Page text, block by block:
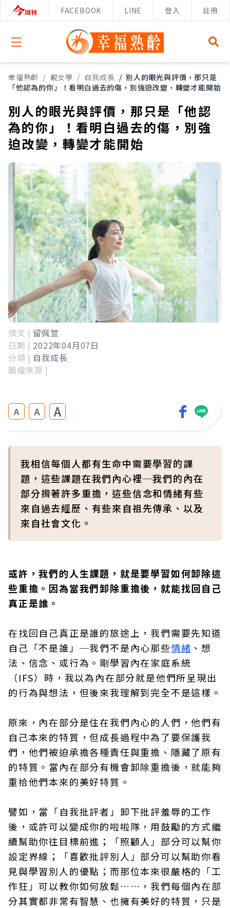
FACEBOOK LINE 登入 註冊
Open menu
幸福熟齡 / 靚女學 / 自我成長 / 別人的眼光與評價，那只是
「他認為的你」！看明白過去的傷，別強迫改變，轉變才能開始
別人的眼光與評價，那只是「他認
為的你」！看明白過去的傷，別強
迫改變，轉變才能開始
撰文 | 留佩萱
日期 | 2022年04月07日
分類 | 自我成長
圖檔來源 |
A A A
我相信每個人都有生命中需要學習的課
題，這些課題在我們內心裡─我們的內在
部分揹著許多重擔，這些信念和情緒有些
來自過去經歷、有些來自祖先傳承、以及
來自社會文化。
或許，我們的人生課題，就是要學習如何卸除這
些重擔。因為當我們卸除重擔後，就能找回自己
真正是誰。
在找回自己真正是誰的旅途上，我們需要先知道
自己「不是誰」─我們不是內心那些情緒 、想
法、信念、或行為。剛學習內在家庭系統
（IFS）時，我以為內在部分就是他們所呈現出
的行為與想法，但後來我理解到完全不是這樣。
原來，內在部分是住在我們內心的人們，他們有
自己本來的特質，但成長過程中為了要保護我
們，他們被迫承擔各種責任與重擔、隱藏了原有
的特質。當內在部分有機會卸除重擔後，就能夠
重拾他們本來的美好特質。
譬如，當「自我批評者」卸下批評羞辱的工作
後，或許可以變成你的啦啦隊，用鼓勵的方式繼
續幫助你往目標前進；「照顧人」部分可以幫你
設定界線；「喜歡批評別人」部分可以幫助你看
見與學習別人的優點；而那位本來很嚴格的「工
作狂」可以教你如何放鬆……，我們每個內在部
分其實都非常有智慧、也擁有美好的特質，只是